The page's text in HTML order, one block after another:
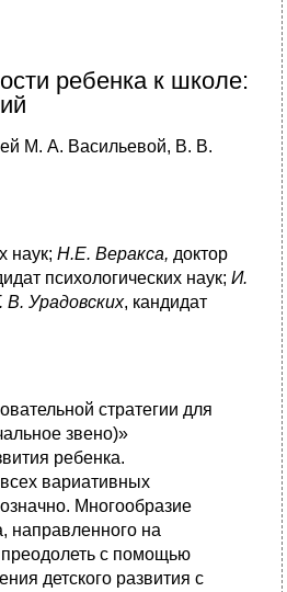
ребенка к школе:
М. А. Васильевой, В. В.
наук; Н.Е. Веракса, доктор
психологических наук; И.
В. Урадовских, кандидат
стратегии для
звено)»
ребенка.
вариативных
Многообразие
направленного на
преодолеть с помощью
детского развития с